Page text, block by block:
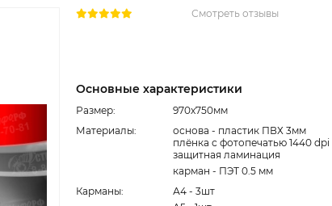
Смотреть отзывы
Основные характеристики
Размер:
970x750мм
Материалы:
основа - пластик ПВХ 3мм
плёнка с фотопечатью 1440 dpi
защитная ламинация
карман - ПЭТ 0.5 мм
Карманы:
А4 - 3шт